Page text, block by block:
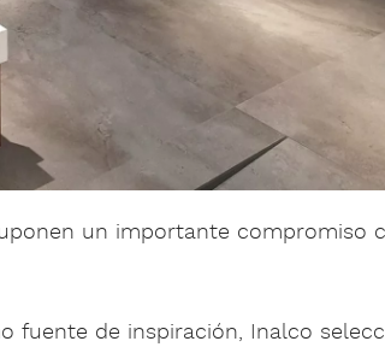
un importante compromiso
fuente de inspiración, Inalco